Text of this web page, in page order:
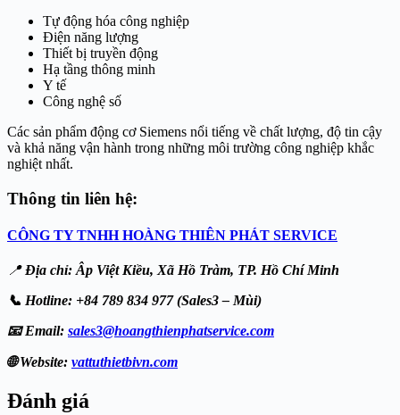
Tự động hóa công nghiệp
Điện năng lượng
Thiết bị truyền động
Hạ tầng thông minh
Y tế
Công nghệ số
Các sản phẩm động cơ Siemens nổi tiếng về chất lượng, độ tin cậy
và khả năng vận hành trong những môi trường công nghiệp khắc
nghiệt nhất.
Thông tin liên hệ:
CÔNG TY TNHH HOÀNG THIÊN PHÁT SERVICE
📍Địa chỉ: Âp Việt Kiều, Xã Hồ Tràm, TP. Hồ Chí Minh
📞 Hotline: +84 789 834 977 (Sales3 – Mùi)
📧 Email: sales3@hoangthienphatservice.com
🌐 Website: vattuthietbivn.com
Đánh giá